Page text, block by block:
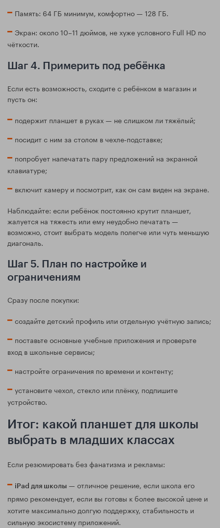
Память: 64 ГБ минимум, комфортно — 128 ГБ.
Экран: около 10–11 дюймов, не хуже условного Full HD по
чёткости.
Шаг 4. Примерить под ребёнка
Если есть возможность, сходите с ребёнком в магазин и
пусть он:
подержит планшет в руках — не слишком ли тяжёлый;
посидит с ним за столом в чехле‑подставке;
попробует напечатать пару предложений на экранной
клавиатуре;
включит камеру и посмотрит, как он сам виден на экране.
Наблюдайте: если ребёнок постоянно крутит планшет,
жалуется на тяжесть или ему неудобно печатать —
возможно, стоит выбрать модель полегче или чуть меньшую
диагональ.
Шаг 5. План по настройке и
ограничениям
Сразу после покупки:
создайте детский профиль или отдельную учётную запись;
поставьте основные учебные приложения и проверьте
вход в школьные сервисы;
настройте ограничения по времени и контенту;
установите чехол, стекло или плёнку, подпишите
устройство.
Итог: какой планшет для школы
выбрать в младших классах
Если резюмировать без фанатизма и рекламы:
iPad для школы — отличное решение, если школа его
прямо рекомендует, если вы готовы к более высокой цене и
хотите максимально долгую поддержку, стабильность и
сильную экосистему приложений.